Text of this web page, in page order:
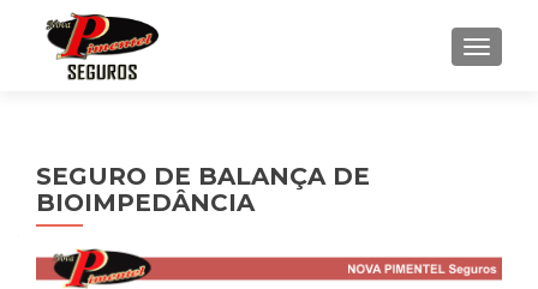
SEGURO DE BALANÇA DE
BIOIMPEDÂNCIA